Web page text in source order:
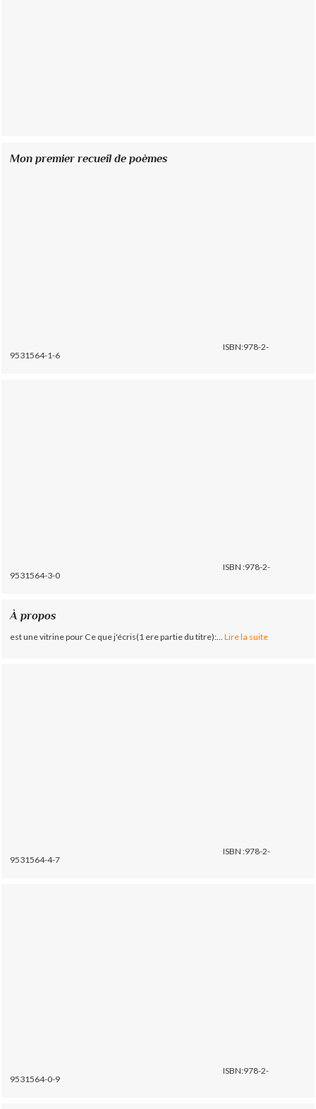
Mon premier recueil de poèmes
ISBN:978-2-
9531564-1-6
ISBN :978-2-
9531564-3-0
À propos
est une vitrine pour Ce que j'écris(1 ere partie du titre):... Lire la suite
ISBN :978-2-
9531564-4-7
ISBN:978-2-
9531564-0-9